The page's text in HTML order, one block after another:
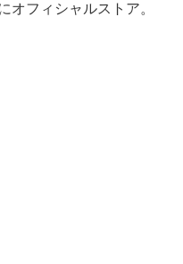
オフィシャルストア。